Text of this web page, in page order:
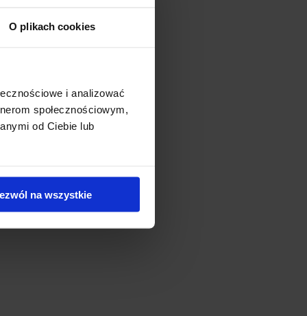
O plikach cookies
i analizować
społecznościowym,
od Ciebie lub
na wszystkie